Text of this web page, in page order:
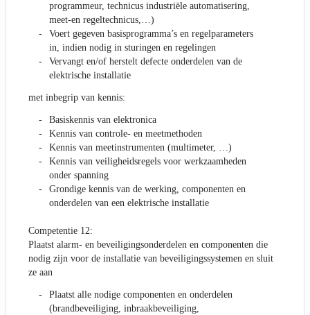
programmeur, technicus industriële automatisering,
meet-en regeltechnicus,…)
Voert gegeven basisprogramma’s en regelparameters
in, indien nodig in sturingen en regelingen
Vervangt en/of herstelt defecte onderdelen van de
elektrische installatie
met inbegrip van kennis:
Basiskennis van elektronica
Kennis van controle- en meetmethoden
Kennis van meetinstrumenten (multimeter, …)
Kennis van veiligheidsregels voor werkzaamheden
onder spanning
Grondige kennis van de werking, componenten en
onderdelen van een elektrische installatie
Competentie 12:
Plaatst alarm- en beveiligingsonderdelen en componenten die
nodig zijn voor de installatie van beveiligingssystemen en sluit
ze aan
Plaatst alle nodige componenten en onderdelen
(brandbeveiliging, inbraakbeveiliging,